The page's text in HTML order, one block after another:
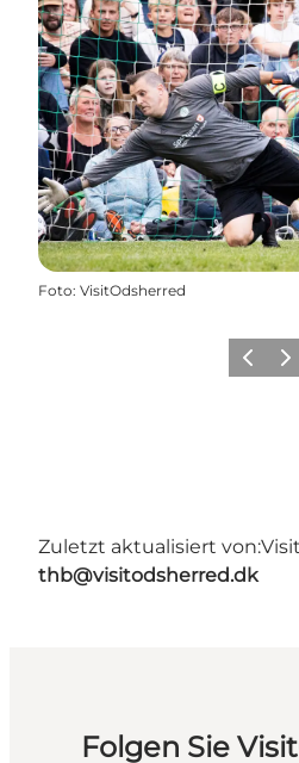
Foto: VisitOdsherred
Zuletzt aktualisiert von:
thb@visitodsherred.dk
Folgen Sie